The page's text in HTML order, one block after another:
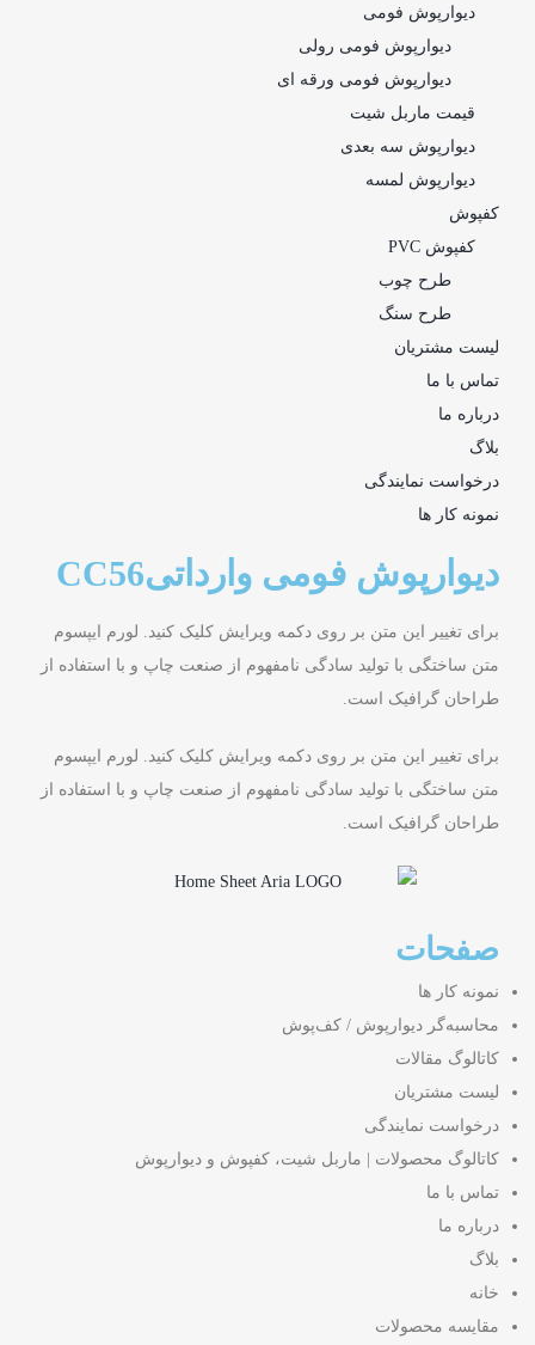
دیوارپوش فومی
دیوارپوش فومی رولی
دیوارپوش فومی ورقه ای
قیمت ماربل شیت
دیوارپوش سه بعدی
دیوارپوش لمسه
کفپوش
کفپوش PVC
طرح چوب
طرح سنگ
لیست مشتریان
تماس با ما
درباره ما
بلاگ
درخواست نمایندگی
نمونه کار ها
دیوارپوش فومی وارداتیCC56
برای تغییر این متن بر روی دکمه ویرایش کلیک کنید. لورم ایپسوم
متن ساختگی با تولید سادگی نامفهوم از صنعت چاپ و با استفاده از
طراحان گرافیک است.
برای تغییر این متن بر روی دکمه ویرایش کلیک کنید. لورم ایپسوم
متن ساختگی با تولید سادگی نامفهوم از صنعت چاپ و با استفاده از
طراحان گرافیک است.
صفحات
نمونه کار ها
محاسبه‌گر دیوارپوش / کف‌پوش
کاتالوگ مقالات
لیست مشتریان
درخواست نمایندگی
کاتالوگ محصولات | ماربل شیت، کفپوش و دیوارپوش
تماس با ما
درباره ما
بلاگ
خانه
مقایسه محصولات